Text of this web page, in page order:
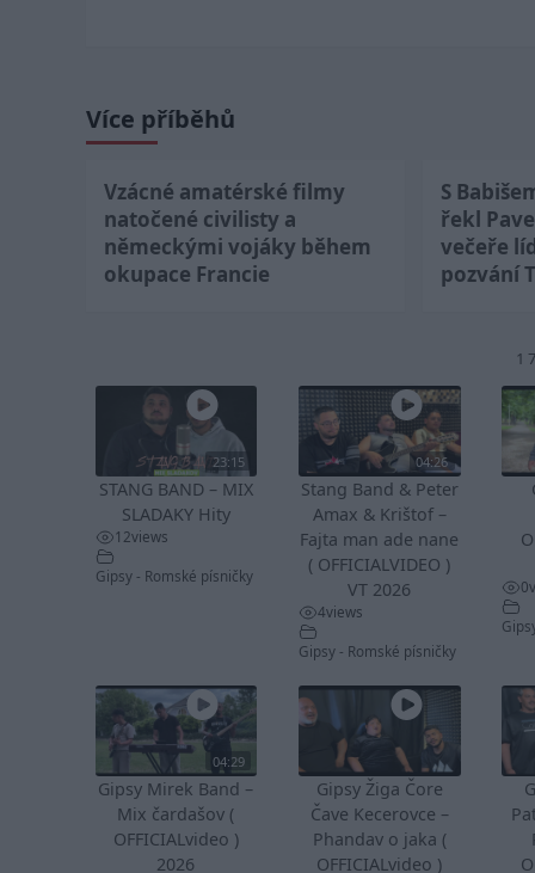
Více příběhů
Vzácné amatérské filmy
natočené civilisty a
německými vojáky během
okupace Francie
S
řekl
večeře
pozvání
1
23:15
STANG BAND – MIX
SLADAKY Hity
12views
Gipsy - Romské písničky
04:26
Stang Band & Peter
Amax & Krištof –
Fajta man ade nane
( OFFICIALVIDEO )
VT 2026
4views
Gipsy - Romské písničky
0
04:29
Gipsy Mirek Band –
Mix čardašov (
OFFICIALvideo )
2026
Gipsy Žiga Čore
Čave Kecerovce –
Phandav o jaka (
OFFICIALvideo )